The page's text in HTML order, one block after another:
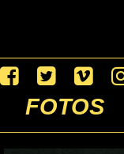
FOTOS